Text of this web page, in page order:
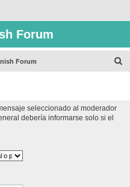
Forum
Forum
seleccionado al moderador
debería informarse solo si el